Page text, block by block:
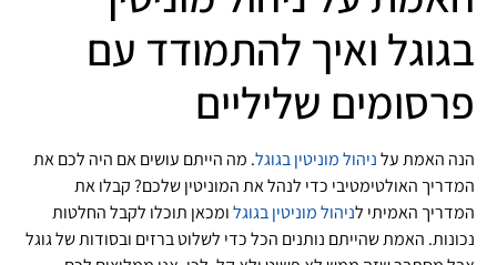
בגוגל ואיך להתמודד עם
פרסומים שליליים
הנה האמת עלניהול מוניטין בגוגל. מה הייתם עושים אם היה לכם את
המדריך האולטימטיבי כדי לנהל את המוניטין שלכם? קבלו את
המדריך האמיתי לניהול מוניטין בגוגלומכאן תוכלו לקבל החלטות
נכונות. האמת שהייתם נותנים הכל כדי לשלוט ברזים ובסודות של גוגל